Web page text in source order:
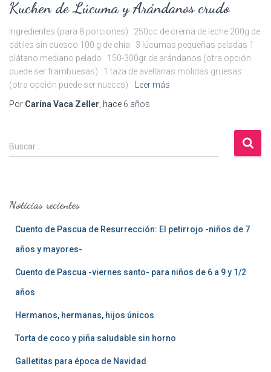
Kuchen de Lúcuma y Arándanos crudo
Ingredientes (para 8 porciones) 250cc de crema de leche 200g de
dátiles sin cuesco 100 g de chia 3 lúcumas pequeñas peladas 1
plátano mediano pelado 150-300gr de arándanos (otra opción
puede ser frambuesas) 1 taza de avellanas molidas gruesas
(otra opción puede ser nueces)
Leer más
Por Carina Vaca Zeller , hace 6 años
B
u
r
Buscar …
Noticias recientes
Cuento de Pascua de Resurrección: El petirrojo -niños de 7
años y mayores-
Cuento de Pascua -viernes santo- para niños de 6 a 9 y 1/2
años
Hermanos, hermanas, hijos únicos
Torta de coco y piña saludable sin horno
Galletitas para época de Navidad